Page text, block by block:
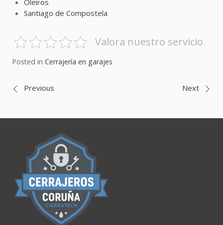
Oleiros
Santiago de Compostela
Valora nuestro servicio
Posted in Cerrajería en garajes
Navegación
de
entradas
Previous Next